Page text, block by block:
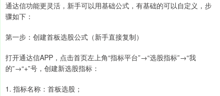
通达信功能更灵活，新手可以用基础公式，有基础的可以自定义，步
骤如下：
第一步：创建首板选股公式（新手直接复制）
打开通达信APP，点击首页左上角“指标平台”→“选股指标”→“我
的”→“+”号，创建新选股指标：
1. 指标名称：首板选股；